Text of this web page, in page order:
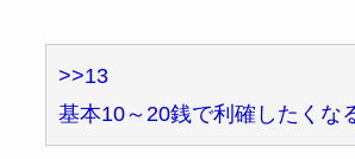
>>13
基本10～20銭で利確したくな